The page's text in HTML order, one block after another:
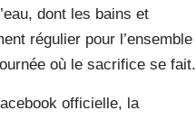
dont les bains et
régulier pour l’ensemble
où le sacrifice se fait.
officielle, la